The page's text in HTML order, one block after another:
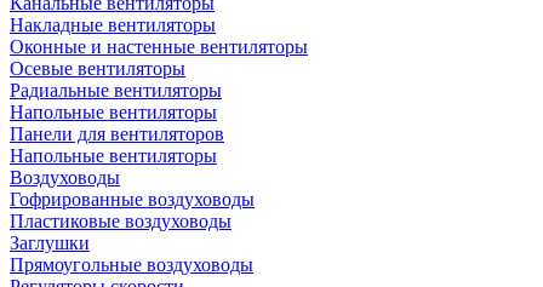
Накладные вентиляторы
Оконные и настенные вентиляторы
Осевые вентиляторы
Радиальные вентиляторы
Напольные вентиляторы
Панели для вентиляторов
Напольные вентиляторы
Воздуховоды
Гофрированные воздуховоды
Пластиковые воздуховоды
Заглушки
Прямоугольные воздуховоды